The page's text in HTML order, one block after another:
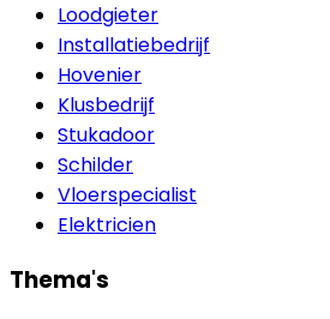
Loodgieter
Installatiebedrijf
Hovenier
Klusbedrijf
Stukadoor
Schilder
Vloerspecialist
Elektricien
Thema's